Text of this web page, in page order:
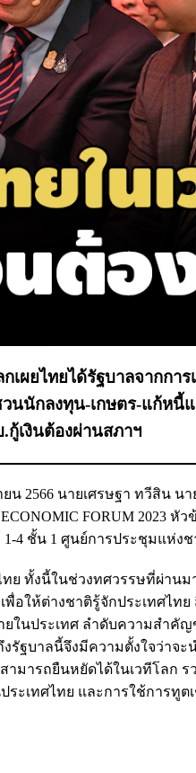
เผยไทยได้รัฐบาลจากก
นักลงทุน-เกษตร-แก้หนี้
กู้เงินต้องผ่านสภาฯ
น 2566 นายเศรษฐา ทวีสิน น
FORUM 2023 หั
4 ชั้น 1 ศูนย์การประชุมแห่ง
ย ทั้งนี้ในช่วงทศวรรษที่ผ่านม
พื่อให้ต่างชาติรู้จักประเทศไท
ในประเทศ ลำดับความสำคั
รัฐบาลนี้จึงมีความตั้งใจว่าจ
มารถยืนหยัดได้ในเวทีโลก
ะเทศไทย และการใช้การทูต